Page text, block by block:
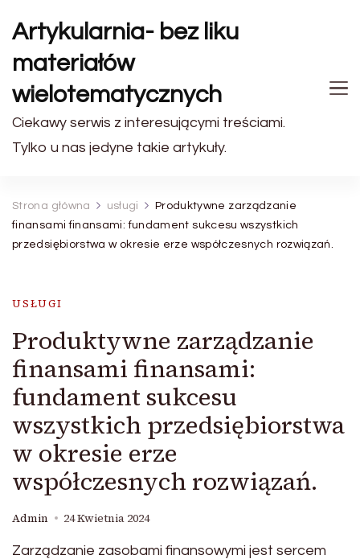
Artykularnia- bez liku
materiałów
wielotematycznych
Ciekawy serwis z interesującymi treściami.
Tylko u nas jedyne takie artykuły.
Strona główna usługi
Produktywne zarządzanie
finansami finansami: fundament sukcesu wszystkich
przedsiębiorstwa w okresie erze współczesnych rozwiązań.
USŁUGI
Produktywne zarządzanie
finansami finansami:
fundament sukcesu
wszystkich przedsiębiorstwa
w okresie erze
współczesnych rozwiązań.
Admin 24 Kwietnia 2024
Zarządzanie zasobami finansowymi jest sercem